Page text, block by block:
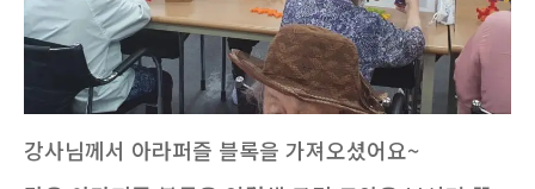
강사님께서 아라퍼즐 블록을 가져오셨어요~